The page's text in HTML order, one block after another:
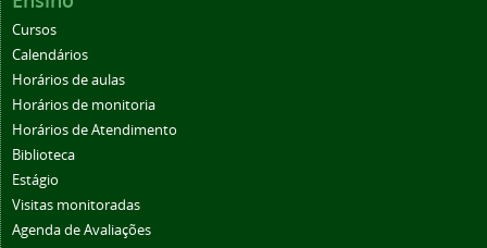
Cursos
Calendários
Horários de aulas
Horários de monitoria
Horários de Atendimento
Biblioteca
Estágio
Visitas monitoradas
Agenda de Avaliações